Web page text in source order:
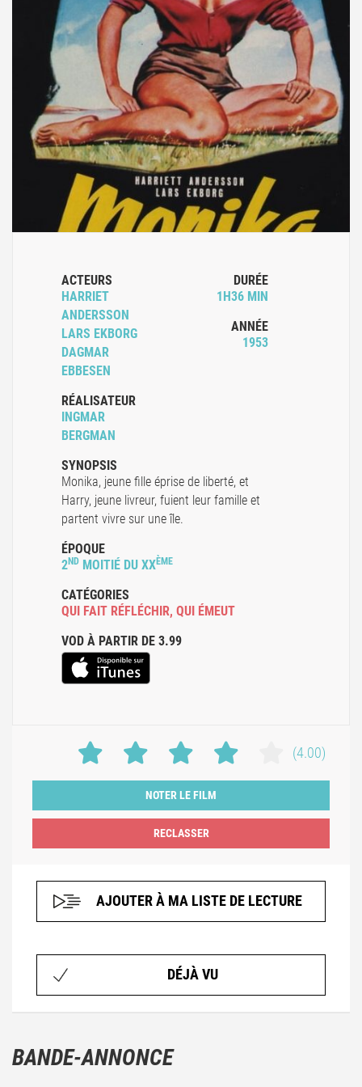
ACTEURS
HARRIET
ANDERSSON
LARS EKBORG
DAGMAR
EBBESEN
RÉALISATEUR
INGMAR
BERGMAN
DURÉE
1H36 MIN
ANNÉE
1953
SYNOPSIS
Monika, jeune fille éprise de liberté, et
Harry, jeune livreur, fuient leur famille et
partent vivre sur une île.
ÉPOQUE
2ND MOITIÉ DU XXÈME
CATÉGORIES
QUI FAIT RÉFLÉCHIR, QUI ÉMEUT
VOD À PARTIR DE 3.99
(4.00)
NOTER LE FILM
AJOUTER À MA LISTE DE LECTURE
DÉJÀ VU
BANDE-ANNONCE